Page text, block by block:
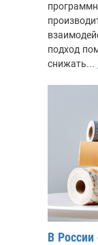
подход
снижать...
В